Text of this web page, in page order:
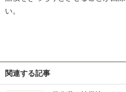
い。
関連する記事